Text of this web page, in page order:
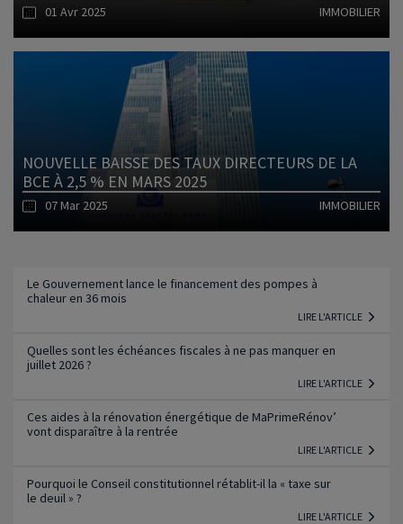
01 Avr 2025 IMMOBILIER
NOUVELLE BAISSE DES TAUX DIRECTEURS DE LA
BCE À 2,5 % EN MARS 2025
07 Mar 2025 IMMOBILIER
Le Gouvernement lance le financement des pompes à
chaleur en 36 mois
LIRE L'ARTICLE
Quelles sont les échéances fiscales à ne pas manquer en
juillet 2026 ?
LIRE L'ARTICLE
Ces aides à la rénovation énergétique de MaPrimeRénov’
vont disparaître à la rentrée
LIRE L'ARTICLE
Pourquoi le Conseil constitutionnel rétablit-il la « taxe sur
le deuil » ?
LIRE L'ARTICLE